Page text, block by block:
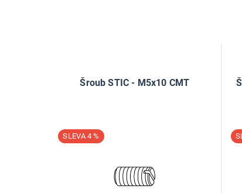
Šroub STIC - M5x10 CMT
4 %